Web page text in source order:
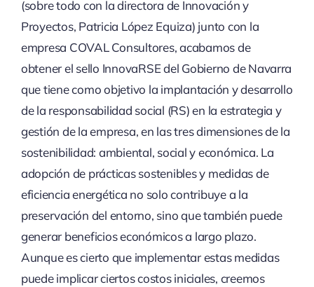
(sobre todo con la directora de Innovación y
Proyectos, Patricia López Equiza) junto con la
empresa COVAL Consultores, acabamos de
obtener el sello InnovaRSE del Gobierno de Navarra
que tiene como objetivo la implantación y desarrollo
de la responsabilidad social (RS) en la estrategia y
gestión de la empresa, en las tres dimensiones de la
sostenibilidad: ambiental, social y económica. La
adopción de prácticas sostenibles y medidas de
eficiencia energética no solo contribuye a la
preservación del entorno, sino que también puede
generar beneficios económicos a largo plazo.
Aunque es cierto que implementar estas medidas
puede implicar ciertos costos iniciales, creemos